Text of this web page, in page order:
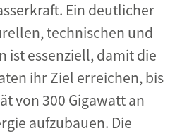
Ein deutlicher
technischen und
ist essenziell, damit die
ihr Ziel erreichen, bis
von 300 Gigawatt an
aufzubauen. Die